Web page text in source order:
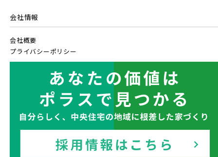
東武アーバンパークライン
京成線
会社情報
会社概要
プライバシーポリシー